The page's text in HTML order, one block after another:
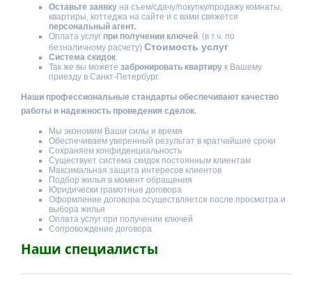
Оставьте заявку на съем/сдачу/покупку/продажу комнаты,
квартиры, коттеджа на сайте и с вами свяжется
персональный агент.
Оплата услуг при получении ключей . (в т.ч. по
безналичному расчету) Стоимость услуг
Система скидок
Так же вы можете забронировать квартиру к Вашему
приезду в Санкт-Петербург.
Наши профессиональные стандарты обеспечивают качество
работы и надежность проведения сделок.
Мы экономим Ваши силы и время
Обеспечиваем уверенный результат в кратчайшие сроки
Сохраняем конфиденциальность
Существует система скидок постоянным клиентам
Максимальная защита интересов клиентов
Подбор жилья в момент обращения
Юридически грамотные договора
Оформление договора осуществляется после просмотра и
выбора жилья
Оплата услуг при получении ключей
Сопровождение договора
Наши специалисты